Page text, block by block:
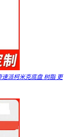
派柯米克底盘 树脂 更